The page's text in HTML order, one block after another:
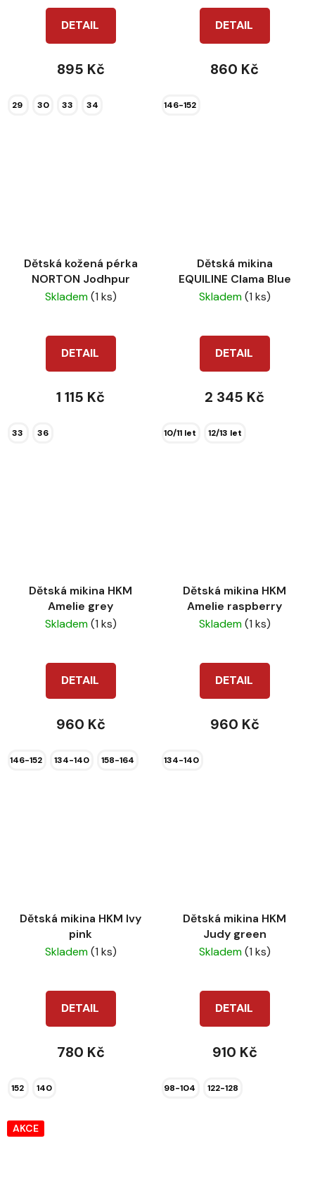
DETAIL
895 Kč
29 30 33 34
DETAIL
860 Kč
146-152
Dětská kožená pérka
NORTON Jodhpur
Skladem(1 ks)
DETAIL
1 115 Kč
33 36
Dětská mikina
EQUILINE Clama Blue
Skladem(1 ks)
DETAIL
2 345 Kč
10/11 let 12/13 let
Dětská mikina HKM
Amelie grey
Skladem(1 ks)
DETAIL
960 Kč
146-152 134-140 158-164
Dětská mikina HKM
Amelie raspberry
Skladem(1 ks)
DETAIL
960 Kč
134-140
Dětská mikina HKM Ivy
pink
Skladem(1 ks)
DETAIL
780 Kč
152 140
Dětská mikina HKM
Judy green
Skladem(1 ks)
DETAIL
910 Kč
98-104 122-128
AKCE